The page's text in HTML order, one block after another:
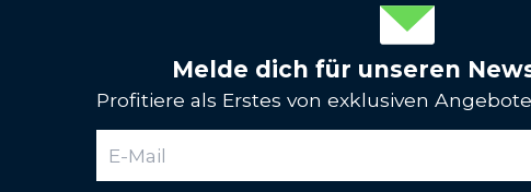
Melde dich für unseren
Profitiere als Erstes von exklusiven